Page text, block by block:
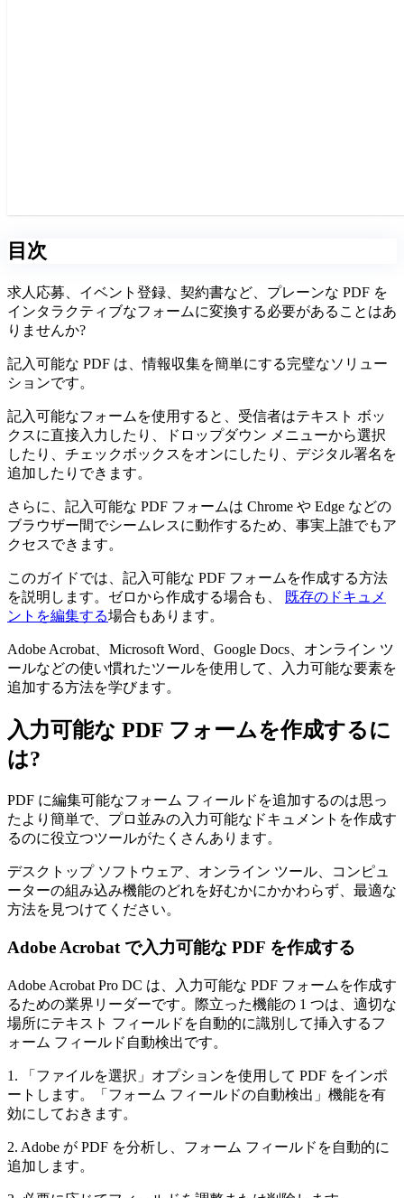
目次
求人応募、イベント登録、契約書など、プレーンな PDF を
インタラクティブなフォームに変換する必要があることはあ
りませんか?
記入可能な PDF は、情報収集を簡単にする完璧なソリュー
ションです。
記入可能なフォームを使用すると、受信者はテキスト ボッ
クスに直接入力したり、ドロップダウン メニューから選択
したり、チェックボックスをオンにしたり、デジタル署名を
追加したりできます。
さらに、記入可能な PDF フォームは Chrome や Edge などの
ブラウザー間でシームレスに動作するため、事実上誰でもア
クセスできます。
このガイドでは、記入可能な PDF フォームを作成する方法
を説明します。ゼロから作成する場合も、
既存のドキュメ
ントを編集する場合もあります。
Adobe Acrobat、Microsoft Word、Google Docs、オンライン ツ
ールなどの使い慣れたツールを使用して、入力可能な要素を
追加する方法を学びます。
入力可能な PDF フォームを作成するに
は?
PDF に編集可能なフォーム フィールドを追加するのは思っ
たより簡単で、プロ並みの入力可能なドキュメントを作成す
るのに役立つツールがたくさんあります。
デスクトップ ソフトウェア、オンライン ツール、コンピュ
ーターの組み込み機能のどれを好むかにかかわらず、最適な
方法を見つけてください。
Adobe Acrobat で入力可能な PDF を作成する
Adobe Acrobat Pro DC は、入力可能な PDF フォームを作成す
るための業界リーダーです。際立った機能の 1 つは、適切な
場所にテキスト フィールドを自動的に識別して挿入するフ
ォーム フィールド自動検出です。
1. 「ファイルを選択」オプションを使用して PDF をインポ
ートします。「フォーム フィールドの自動検出」機能を有
効にしておきます。
2. Adobe が PDF を分析し、フォーム フィールドを自動的に
追加します。